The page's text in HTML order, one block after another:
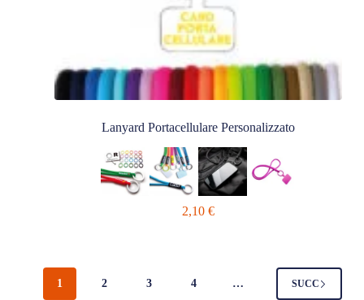
Lanyard Portacellulare Personalizzato
2,10 €
1 2 3 4 … SUCC